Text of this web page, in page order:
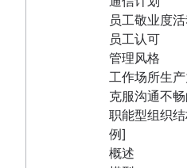
三重制约因素
业务案例
概念验证
提案大纲
项目章程与项目海报
商业模式画布
了解感知图
Goal management
项目团队
RACI 图表
团队章程
实施计划
组织结构图
运营规划
营销计划
项目组合管理
可行性研究
Project calendar
年度规划
季度规划
企业规划
如何规划任务优先级
生态系统梳理
目标一致
活动营销
品牌发布
品牌焕新指南：核心
SWOT 分析
PESTLE 分析
愿景面板
根本原因分析
PDCA 周期
艾森豪威尔矩阵
BCG 矩阵
项目治理
项目估算
里程碑图表
关键路径法
滞后期如何影响项目
什么是综合总时间表
项目预算
产能规划
资源分解结构
资源调度
使用模板更快地完成
项目跟踪
范围蔓延
RACI 图表
可视化项目管理
可视化项目管理
在线白板
项目设计
迭代流程
流程图绘制
共同领导
将视频置于页面上以更好
Project closure
项目目标
Project
项目可交付成
验收标准
利益相关者
例
项目范围
三重制约因素
业务案例
概述
创建愿景和
目标类型
目标设置理论
OKR 示例
项目目标示例
成本效益分析
商业模式画布
了解感知图
角色和职责
项目角色
项目经理
项目负责人
项目发起人
项目负责人
项目团队
RACI 图表
团队章程
项目规划
概述
制定项目计划
行动计划
项目协调
运营规划
KPI
战略规划
概述
示例
年度规划
季度规划
企业规划
规划框架
框架
SWOT 分析
PESTLE 分析
项目估算
项目估算
时间线
资源管理
员工敬业度
员工认可
管理风格
工作场所生产
克服沟通不
职能型组织
例]
概述